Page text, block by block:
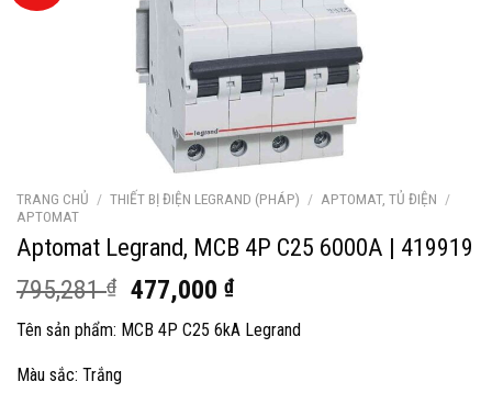
TRANG CHỦ / THIẾT BỊ ĐIỆN LEGRAND (PHÁP) / APTOMAT, TỦ ĐIỆN /
APTOMAT
Aptomat Legrand, MCB 4P C25 6000A | 419919
795,281₫
Giá
gốc
là:
477,000₫Giá
hiện
tại
Tên sản phẩm: MCB 4P C25 6kA Legrand
Màu sắc: Trắng